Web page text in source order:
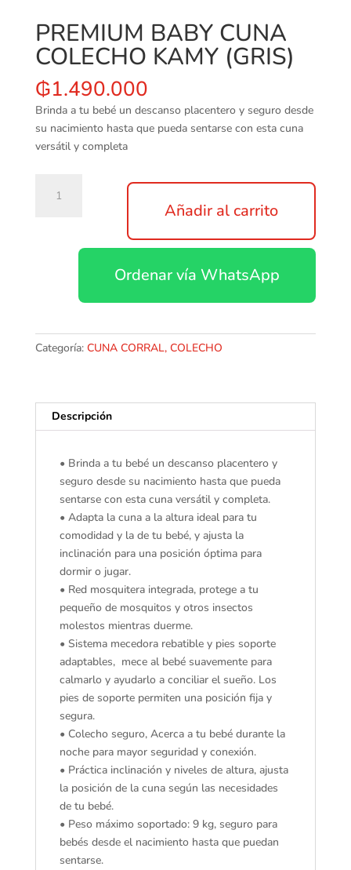
PREMIUM BABY CUNA
COLECHO KAMY (GRIS)
₲1.490.000
Brinda a tu bebé un descanso placentero y seguro desde
su nacimiento hasta que pueda sentarse con esta cuna
versátil y completa
BABY
Añadir al carrito
Ordenar vía WhatsApp
Categoría: CUNA CORRAL, COLECHO
Descripción
• Brinda a tu bebé un descanso placentero y
seguro desde su nacimiento hasta que pueda
sentarse con esta cuna versátil y completa.
• Adapta la cuna a la altura ideal para tu
comodidad y la de tu bebé, y ajusta la
inclinación para una posición óptima para
dormir o jugar.
• Red mosquitera integrada, protege a tu
pequeño de mosquitos y otros insectos
molestos mientras duerme.
• Sistema mecedora rebatible y pies soporte
adaptables, mece al bebé suavemente para
calmarlo y ayudarlo a conciliar el sueño. Los
pies de soporte permiten una posición fija y
segura.
• Colecho seguro, Acerca a tu bebé durante la
noche para mayor seguridad y conexión.
• Práctica inclinación y niveles de altura, ajusta
la posición de la cuna según las necesidades
de tu bebé.
• Peso máximo soportado: 9 kg, seguro para
bebés desde el nacimiento hasta que puedan
sentarse.